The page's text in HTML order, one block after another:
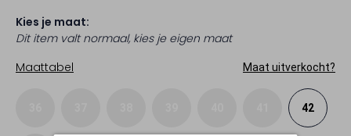
Kies je maat:
Dit item valt normaal, kies je eigen maat
Maattabel
Maat uitverkocht?
42